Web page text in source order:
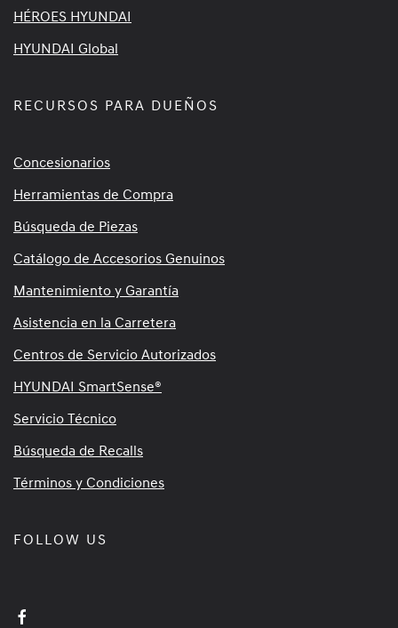
HÉROES HYUNDAI
HYUNDAI Global
RECURSOS PARA DUEÑOS
Concesionarios
Herramientas de Compra
Búsqueda de Piezas
Catálogo de Accesorios Genuinos
Mantenimiento y Garantía
Asistencia en la Carretera
Centros de Servicio Autorizados
HYUNDAI SmartSense®
Servicio Técnico
Búsqueda de Recalls
Términos y Condiciones
FOLLOW US